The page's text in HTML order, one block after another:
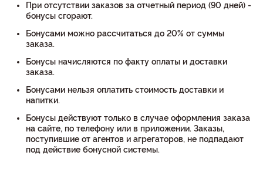
При отсутствии заказов за отчетный период (90 дней) -
бонусы сгорают.
Бонусами можно рассчитаться до 20% от суммы
заказа.
Бонусы начисляются по факту оплаты и доставки
заказа.
Бонусами нельзя оплатить стоимость доставки и
напитки.
Бонусы действуют только в случае оформления заказа
на сайте, по телефону или в приложении. Заказы,
поступившие от агентов и агрегаторов, не подпадают
под действие бонусной системы.